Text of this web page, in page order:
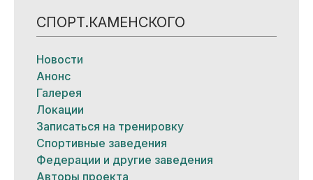
СПОРТ.КАМЕНСКОГО
Новости
Анонс
Галерея
Локации
Записаться на тренировку
Спортивные заведения
Федерации и другие заведения
Авторы проекта